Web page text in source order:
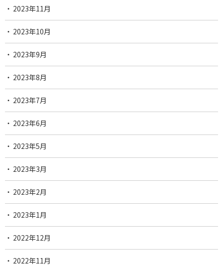
2023年11月
2023年10月
2023年9月
2023年8月
2023年7月
2023年6月
2023年5月
2023年3月
2023年2月
2023年1月
2022年12月
2022年11月